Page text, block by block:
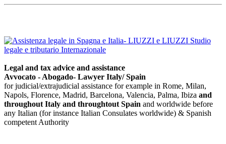
Legal and tax advice and assistance
Avvocato - Abogado- Lawyer Italy/ Spain
for judicial/extrajudicial assistance for example in Rome, Milan,
Napols, Florence, Madrid, Barcelona, Valencia, Palma, Ibiza and
throughout Italy and throughtout Spain and worldwide before
any Italian (for instance Italian Consulates worldwide) & Spanish
competent Authority